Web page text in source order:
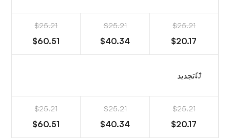
$25.21
$20.17
$25.21
$40.34
$25.21
$60.51
تجديد
$25.21
$20.17
$25.21
$40.34
$25.21
$60.51